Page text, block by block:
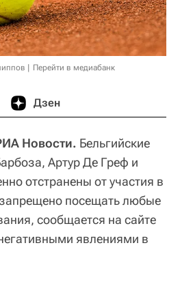
Перейти в медиабанк
Дзен
Новости. Бельгийские
Артур Де Греф и
отстранены от участия в
посещать любые
сообщается на сайте
явлениями в